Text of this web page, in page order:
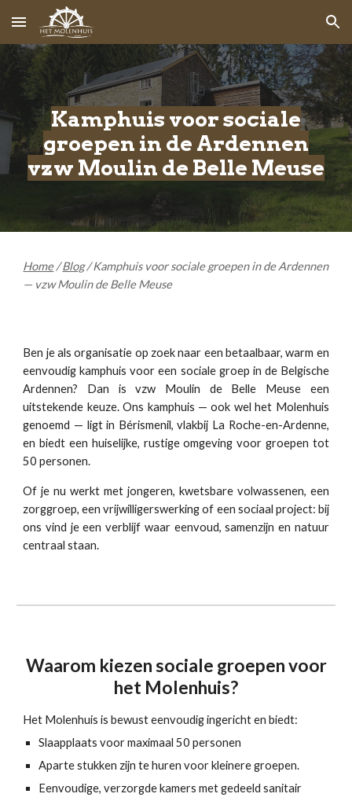
Skip to main content Skip to navigation
Kamphuis voor sociale
groepen in de Ardennen
vzw Moulin de Belle Meuse
Home/Blog/Kamphuis voor sociale groepen in de Ardennen
— vzw Moulin de Belle Meuse
Ben je als organisatie op zoek naar een betaalbaar, warm en
eenvoudig kamphuis voor een sociale groep in de Belgische
Ardennen? Dan is vzw Moulin de Belle Meuse een
uitstekende keuze. Ons kamphuis — ook wel het Molenhuis
genoemd — ligt in Bérismenil, vlakbij La Roche-en-Ardenne,
en biedt een huiselijke, rustige omgeving voor groepen tot
50 personen.
Of je nu werkt met jongeren, kwetsbare volwassenen, een
zorggroep, een vrijwilligerswerking of een sociaal project: bij
ons vind je een verblijf waar eenvoud, samenzijn en natuur
centraal staan.
Waarom kiezen sociale groepen voor
het Molenhuis?
Het Molenhuis is bewust eenvoudig ingericht en biedt:
Slaapplaats voor maximaal 50 personen
Aparte stukken zijn te huren voor kleinere groepen.
Eenvoudige, verzorgde kamers met gedeeld sanitair